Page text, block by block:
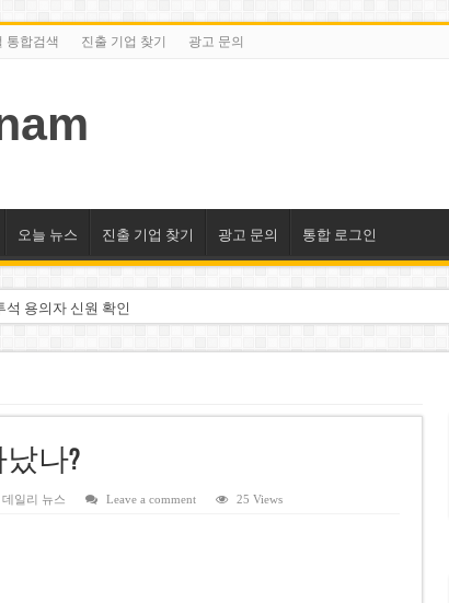
통합검색 진출 기업 찾기 광고 문의
오늘 뉴스 진출 기업 찾기 광고 문의 통합 로그인
용의자 신원 확인
기대…증권사, 유망 종목 제시
장…세계 최고층 빌딩 추진
도 급부상…토지·단독주택 주춤
당 80% 결정…과거 최대 350% 지급 이력
의…외국인 여행자 피해 경보
나?
데일리 뉴스 Leave a comment 25 Views